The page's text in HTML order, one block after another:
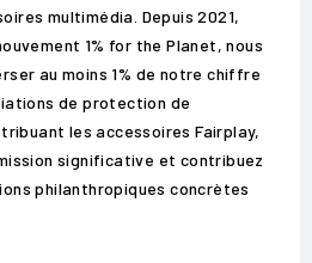
multimédia. Depuis 2021,
1% for the Planet, nous
au moins 1% de notre chiffre
de protection de
les accessoires Fairplay,
significative et contribuez
philanthropiques concrètes